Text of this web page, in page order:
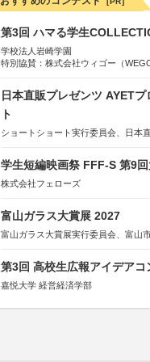
第3回 ハマる学生
学校法人岩崎学園
特別協賛：株式会社ウィゴー（WEGO
日本直販プレゼンツ AYET
ト
ショートショート実行委員会、日本
学生短編映画祭 FFF-S 第9回
株式会社フェローズ
富山ガラス大賞展 2027
富山ガラス大賞展実行委員会、富山
第3回 高校生広報アイデアコ
嘉悦大学 経営経済学部